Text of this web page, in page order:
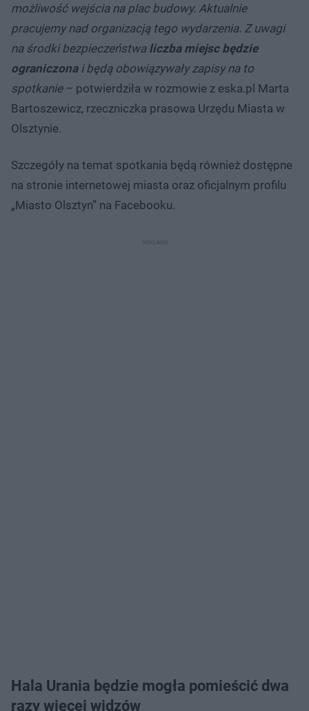
możliwość wejścia na plac budowy. Aktualnie
pracujemy nad organizacją tego wydarzenia. Z uwagi
na środki bezpieczeństwa liczba miejsc będzie
ograniczonai będą obowiązywały zapisy na to
spotkanie– potwierdziła w rozmowie z eska.pl Marta
Bartoszewicz, rzeczniczka prasowa Urzędu Miasta w
Olsztynie.
Szczegóły na temat spotkania będą również dostępne
na stronie internetowej miasta oraz oficjalnym profilu
„Miasto Olsztyn” na Facebooku.
Hala Urania będzie mogła pomieścić dwa
razy więcej widzów